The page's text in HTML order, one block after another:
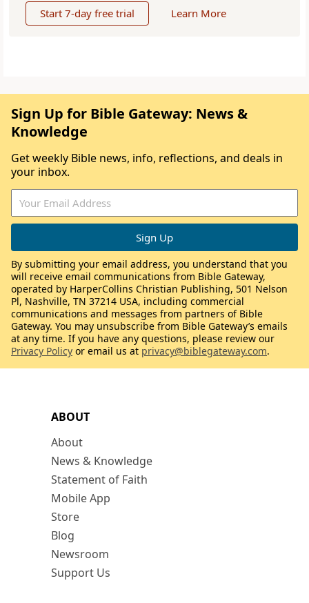
Start 7-day free trial Learn More
ABOUT
About
News & Knowledge
Statement of Faith
Mobile App
Store
Blog
Newsroom
Support Us
Sign Up for Bible Gateway: News &
Knowledge
Get weekly Bible news, info, reflections, and deals in
your inbox.
By submitting your email address, you understand that you
will receive email communications from Bible Gateway,
operated by HarperCollins Christian Publishing, 501 Nelson
Pl, Nashville, TN 37214 USA, including commercial
communications and messages from partners of Bible
Gateway. You may unsubscribe from Bible Gateway’s emails
at any time. If you have any questions, please review our
Privacy Policy or email us at privacy@biblegateway.com.